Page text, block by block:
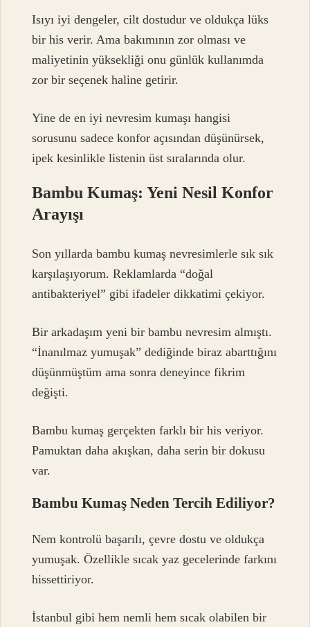
Isıyı iyi dengeler, cilt dostudur ve oldukça lüks
bir his verir. Ama bakımının zor olması ve
maliyetinin yüksekliği onu günlük kullanımda
zor bir seçenek haline getirir.
Yine de en iyi nevresim kumaşı hangisi
sorusunu sadece konfor açısından düşünürsek,
ipek kesinlikle listenin üst sıralarında olur.
Bambu Kumaş: Yeni Nesil Konfor
Arayışı
Son yıllarda bambu kumaş nevresimlerle sık sık
karşılaşıyorum. Reklamlarda “doğal
antibakteriyel” gibi ifadeler dikkatimi çekiyor.
Bir arkadaşım yeni bir bambu nevresim almıştı.
“İnanılmaz yumuşak” dediğinde biraz abarttığını
düşünmüştüm ama sonra deneyince fikrim
değişti.
Bambu kumaş gerçekten farklı bir his veriyor.
Pamuktan daha akışkan, daha serin bir dokusu
var.
Bambu Kumaş Neden Tercih Ediliyor?
Nem kontrolü başarılı, çevre dostu ve oldukça
yumuşak. Özellikle sıcak yaz gecelerinde farkını
hissettiriyor.
İstanbul gibi hem nemli hem sıcak olabilen bir